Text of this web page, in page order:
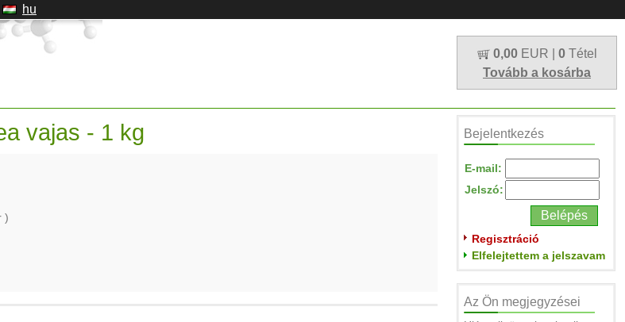
hu
0,00 EUR | 0 Tétel
Tovább a kosárba
vajas - 1 kg
)
Bejelentkezés
E-mail:
Jelszó:
Regisztráció
Elfelejtettem a jelszavam
Az Ön megjegyzései